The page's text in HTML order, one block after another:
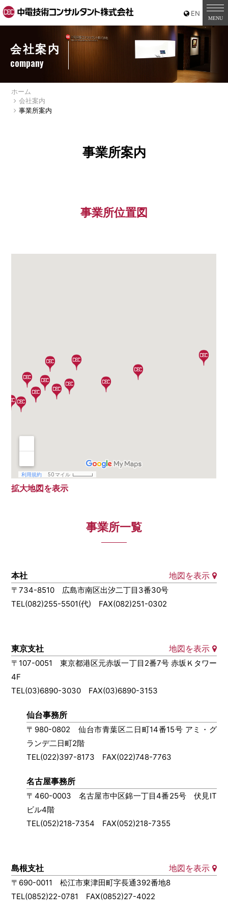
会社案内
company
ホーム
会社案内
事業所案内
事業所案内
事業所位置図
拡大地図を表示
事業所一覧
本社 地図を表示
〒734-8510 広島市南区出汐二丁目3番30号
TEL(082)255-5501(代) FAX(082)251-0302
東京支社 地図を表示
〒107-0051 東京都港区元赤坂一丁目2番7号 赤坂Ｋタワー
4F
TEL(03)6890-3030 FAX(03)6890-3153
仙台事務所
〒980-0802 仙台市青葉区二日町14番15号 アミ・グ
ランデ二日町2階
TEL(022)397-8173 FAX(022)748-7763
名古屋事務所
〒460-0003 名古屋市中区錦一丁目4番25号 伏見IT
ビル4階
TEL(052)218-7354 FAX(052)218-7355
島根支社 地図を表示
〒690-0011 松江市東津田町字長通392番地8
TEL(0852)22-0781 FAX(0852)27-4022